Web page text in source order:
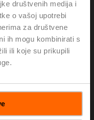
društvenih medija i
o vašoj upotrebi
za društvene
ih mogu kombinirati s
ili koje su prikupili